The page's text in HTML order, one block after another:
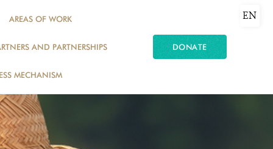
AREAS OF WORK
AND PARTNERSHIPS
MECHANISM
DONATE
EN